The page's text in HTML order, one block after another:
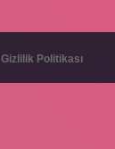
Gizlilik Politikası